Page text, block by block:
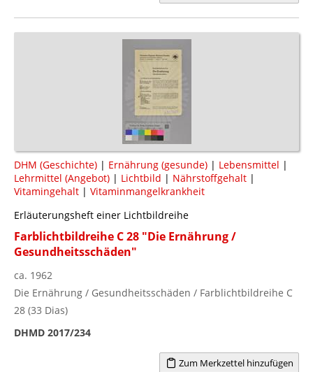
DHM (Geschichte) | Ernährung (gesunde) | Lebensmittel |
Lehrmittel (Angebot) | Lichtbild | Nährstoffgehalt |
Vitamingehalt | Vitaminmangelkrankheit
Erläuterungsheft einer Lichtbildreihe
Farblichtbildreihe C 28 "Die Ernährung /
Gesundheitsschäden"
ca. 1962
Die Ernährung / Gesundheitsschäden / Farblichtbildreihe C
28 (33 Dias)
DHMD 2017/234
Zum Merkzettel hinzufügen